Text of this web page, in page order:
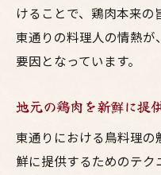
けることで、鶏肉本来の
東通りの料理人の情熱が
要因となっています。
地元の鶏肉を新鮮に提
東通りにおける鳥料理
鮮に提供するためのテク